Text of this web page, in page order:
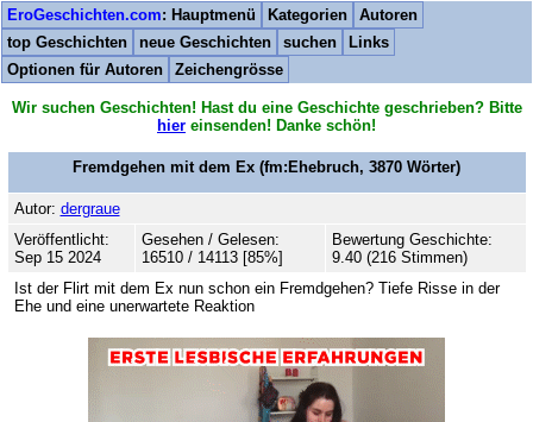
EroGeschichten.com: Hauptmenü Kategorien
Autoren
top Geschichten
neue Geschichten suchen
Links
Optionen für Autoren
Zeichengrösse
Wir suchen Geschichten! Hast du eine Geschichte geschrieben? Bitte
hier einsenden! Danke schön!
Fremdgehen mit dem Ex (fm:Ehebruch, 3870 Wörter)
Autor: dergraue
Veröffentlicht:
Sep 15 2024
Gesehen / Gelesen:
16510 / 14113 [85%]
Bewertung Geschichte:
9.40 (216 Stimmen)
Ist der Flirt mit dem Ex nun schon ein Fremdgehen? Tiefe Risse in der
Ehe und eine unerwartete Reaktion